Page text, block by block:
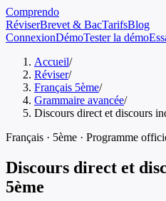
Comprendo
RéviserBrevet & BacTarifsBlog
ConnexionDémoTester la démo
Accueil/
Réviser/
Français 5ème/
Grammaire avancée/
Discours direct et discours
Français · 5ème · Programme
Discours direct et
5ème